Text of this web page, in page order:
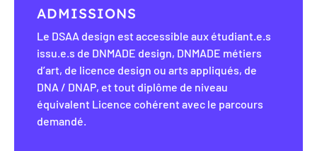
ADMISSIONS
Le DSAA design est accessible aux étudiant.e.s
issu.e.s de DNMADE design, DNMADE métiers
d’art, de licence design ou arts appliqués, de
DNA / DNAP, et tout diplôme de niveau
équivalent Licence cohérent avec le parcours
demandé.